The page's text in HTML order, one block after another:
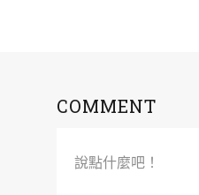
COMMENT
說點什麼吧！